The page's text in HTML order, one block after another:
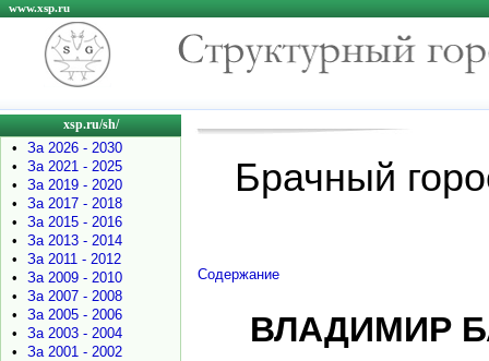
www.xsp.ru
xsp.ru/sh/
•
За 2026 - 2030
•
За 2021 - 2025
•
За 2019 - 2020
•
За 2017 - 2018
•
За 2015 - 2016
•
За 2013 - 2014
•
За 2011 - 2012
•
За 2009 - 2010
•
За 2007 - 2008
•
За 2005 - 2006
•
За 2003 - 2004
•
За 2001 - 2002
Брачный
Содержание
ВЛАДИМИР